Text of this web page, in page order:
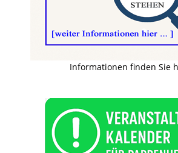
Informationen finden Sie